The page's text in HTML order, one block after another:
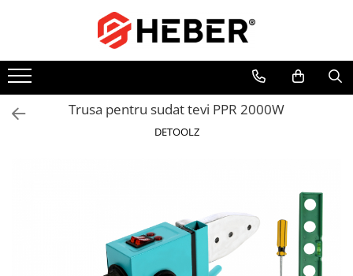
Toate Produsele
Mixere cu bol
Aer conditionatTrusa pentru sudat tevi PPR 2000W
DETOOLZ